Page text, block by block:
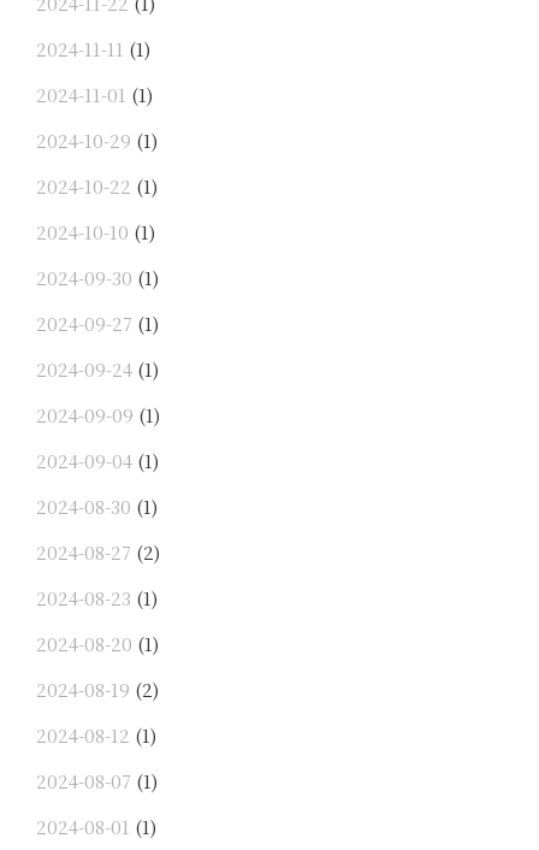
2024-11-11 (1)
2024-11-01 (1)
2024-10-29 (1)
2024-10-22 (1)
2024-10-10 (1)
2024-09-30 (1)
2024-09-27 (1)
2024-09-24 (1)
2024-09-09 (1)
2024-09-04 (1)
2024-08-30 (1)
2024-08-27 (2)
2024-08-23 (1)
2024-08-20 (1)
2024-08-19 (2)
2024-08-12 (1)
2024-08-07 (1)
2024-08-01 (1)